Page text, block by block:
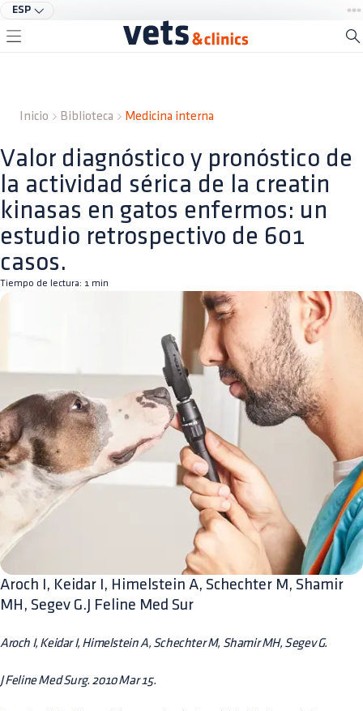
ESP
Inicio Biblioteca Medicina interna
Valor diagnóstico y pronóstico de
la actividad sérica de la creatin
kinasas en gatos enfermos: un
estudio retrospectivo de 601
casos.
Tiempo de lectura: 1 min
Aroch I, Keidar I, Himelstein A, Schechter M, Shamir
MH, Segev G.J Feline Med Sur
Aroch I, Keidar I, Himelstein A, Schechter M, Shamir MH, Segev G.
J Feline Med Surg. 2010 Mar 15.